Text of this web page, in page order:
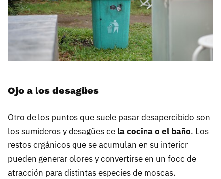
Ojo a los desagües
Otro de los puntos que suele pasar desapercibido son
los sumideros y desagües de la cocina o el baño. Los
restos orgánicos que se acumulan en su interior
pueden generar olores y convertirse en un foco de
atracción para distintas especies de moscas.